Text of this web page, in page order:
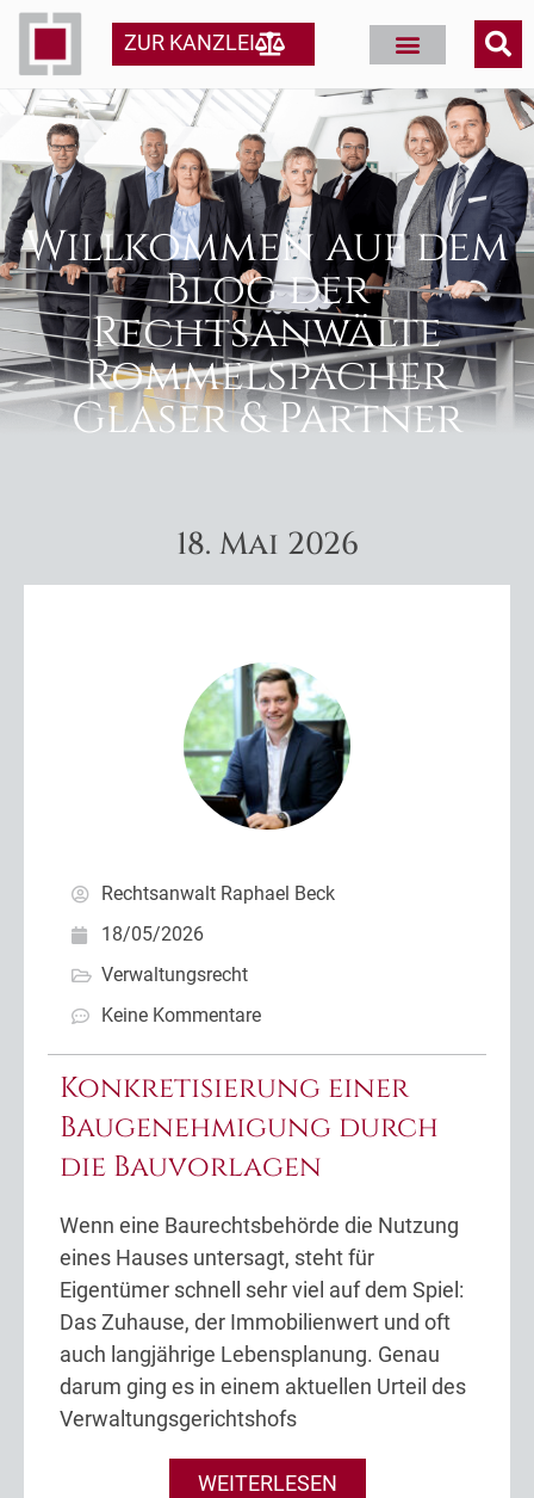
ZUR KANZLEI
Willkommen auf dem
Blog der
Rechtsanwälte
Rommelspacher
Glaser & Partner
18. Mai 2026
Rechtsanwalt Raphael Beck
18/05/2026
Verwaltungsrecht
Keine Kommentare
Konkretisierung einer
Baugenehmigung durch
die Bauvorlagen
Wenn eine Baurechtsbehörde die Nutzung
eines Hauses untersagt, steht für
Eigentümer schnell sehr viel auf dem Spiel:
Das Zuhause, der Immobilienwert und oft
auch langjährige Lebensplanung. Genau
darum ging es in einem aktuellen Urteil des
Verwaltungsgerichtshofs
WEITERLESEN